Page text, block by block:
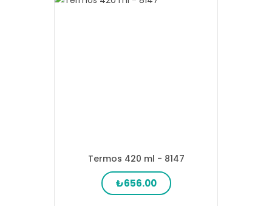
Termos 420 ml - 8147
₺656.00